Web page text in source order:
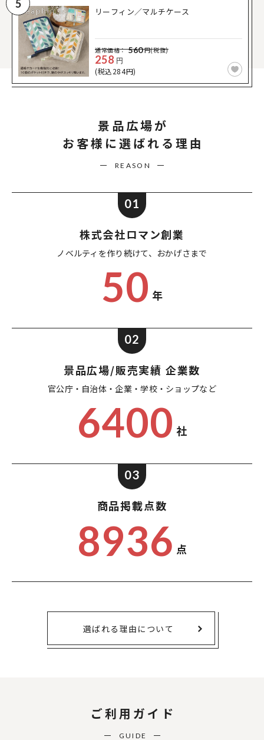
5
リーフィン／マルチケース
通常価格： 560円(税抜)
258 円
(税込284円)
景品広場が
お客様に選ばれる理由
REASON
01
株式会社ロマン創業
ノベルティを作り続けて、 おかげさまで
50 年
02
景品広場/販売実績 企業数
官公庁・自治体・企業・学校・ショップなど
6400 社
03
商品掲載点数
8936 点
選ばれる理由について
ご利用ガイド
GUIDE